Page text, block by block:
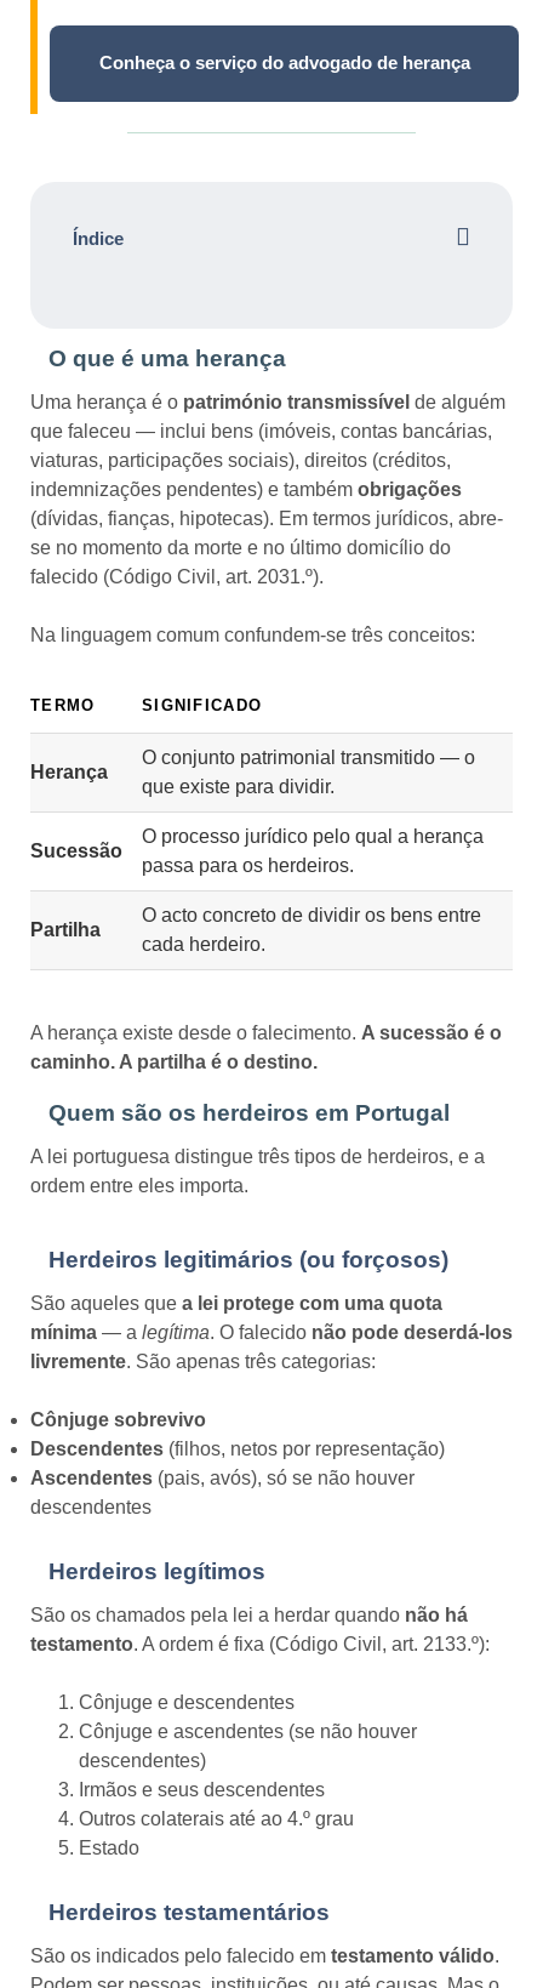
Conheça o serviço do advogado de herança
Índice
O que é uma herança
Uma herança é o património transmissível de alguém
que faleceu — inclui bens (imóveis, contas bancárias,
viaturas, participações sociais), direitos (créditos,
indemnizações pendentes) e também obrigações
(dívidas, fianças, hipotecas). Em termos jurídicos, abre-
se no momento da morte e no último domicílio do
falecido (Código Civil, art. 2031.º).
Na linguagem comum confundem-se três conceitos:
TERMO SIGNIFICADO
Herança
O conjunto patrimonial transmitido — o
que existe para dividir.
Sucessão
O processo jurídico pelo qual a herança
passa para os herdeiros.
Partilha
O acto concreto de dividir os bens entre
cada herdeiro.
A herança existe desde o falecimento. A sucessão é o
caminho. A partilha é o destino.
Quem são os herdeiros em Portugal
A lei portuguesa distingue três tipos de herdeiros, e a
ordem entre eles importa.
Herdeiros legitimários (ou forçosos)
São aqueles que a lei protege com uma quota
mínima — a legítima. O falecido não pode deserdá-los
livremente. São apenas três categorias:
Cônjuge sobrevivo
Descendentes (filhos, netos por representação)
Ascendentes (pais, avós), só se não houver
descendentes
Herdeiros legítimos
São os chamados pela lei a herdar quando não há
testamento. A ordem é fixa (Código Civil, art. 2133.º):
Cônjuge e descendentes
Cônjuge e ascendentes (se não houver
descendentes)
Irmãos e seus descendentes
Outros colaterais até ao 4.º grau
Estado
Herdeiros testamentários
São os indicados pelo falecido em testamento válido.